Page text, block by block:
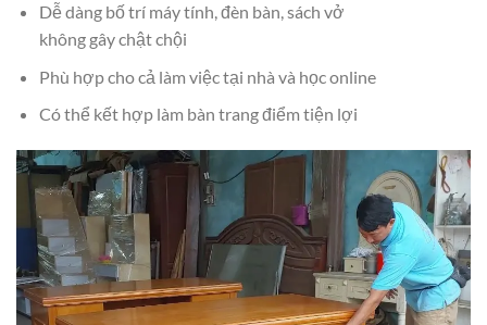
Dễ dàng bố trí máy tính, đèn bàn, sách vở
không gây chật chội
Phù hợp cho cả làm việc tại nhà và học online
Có thể kết hợp làm bàn trang điểm tiện lợi